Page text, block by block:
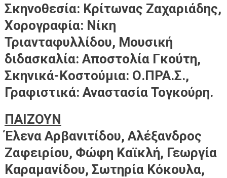
Σκηνοθεσία: Κρίτωνας Ζαχαριάδης,
Χορογραφία: Νίκη
Τριανταφυλλίδου, Μουσική
διδασκαλία: Αποστολία Γκούτη,
Σκηνικά-Κοστούμια: Ο.ΠΡΑ.Σ.,
Γραφιστικά: Αναστασία Τογκούρη.
ΠΑΙΖΟΥΝ
Έλενα Αρβανιτίδου, Αλέξανδρος
Ζαφειρίου, Φώφη Καϊκλή, Γεωργία
Καραμανίδου, Σωτηρία Κόκουλα,